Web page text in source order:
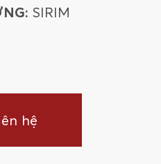
SIRIM
hệ